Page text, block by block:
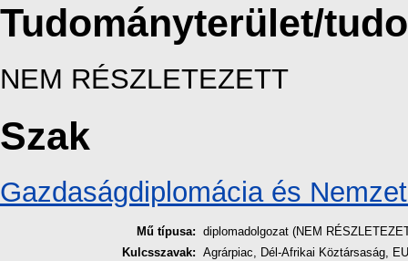
Tudományterület/
NEM RÉSZLETEZETT
Szak
Gazdaságdiplomácia és
Mű típusa: diplomadolgozat (NEM
Kulcsszavak: Agrárpiac, Dél-Afrikai Köztársaság,